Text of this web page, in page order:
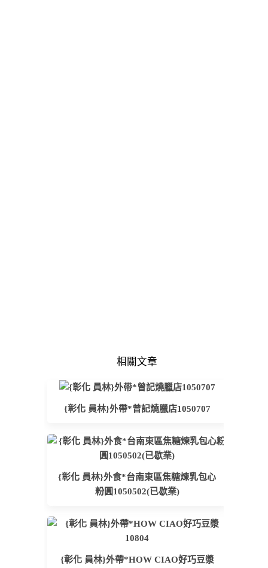
相關文章
{彰化 員林}外帶*曾記燒臘店1050707
{彰化 員林}外食*台南東區焦糖煉乳包心
粉圓1050502(已歇業)
{彰化 員林}外帶*HOW CIAO好巧豆漿